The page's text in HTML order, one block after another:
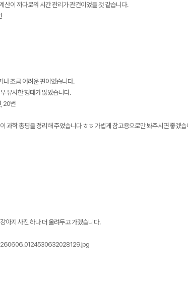
산이 까다로워 시간 관리가 관건이었을 것 같습니다.
나 조금 어려운 편이었습니다.
유사한 형태가 많았습니다.
, 20번
과학 총평을 정리해 주었습니다 ㅎㅎ 가볍게 참고용으로만 봐주시면 좋겠습
아지 사진 하나 더 올려두고 가겠습니다.